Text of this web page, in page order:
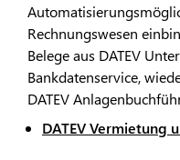
Rechnungswesen
Belege aus DATEV
Bankdatenservice,
DATEV
DATEV Vermietung